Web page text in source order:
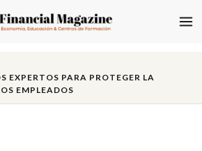
EXPERTOS PARA PROTEGER LA
EMPLEADOS